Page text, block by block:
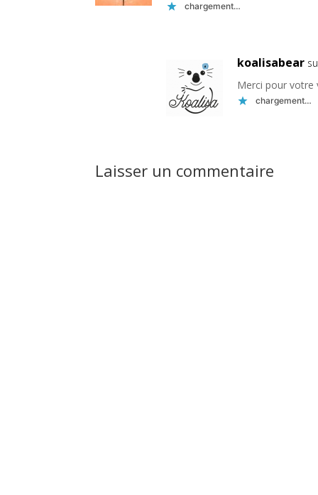
chargement…
koalisabear
Merci pour votre
chargement…
Laisser un commentaire